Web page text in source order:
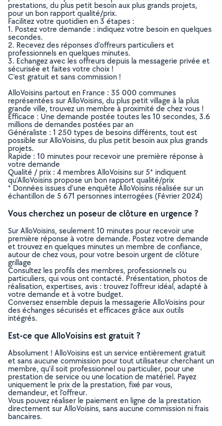
prestations, du plus petit besoin aux plus grands projets,
pour un bon rapport qualité/prix.
Facilitez votre quotidien en 3 étapes :
1. Postez votre demande : indiquez votre besoin en quelques
secondes.
2. Recevez des réponses d’offreurs particuliers et
professionnels en quelques minutes.
3. Echangez avec les offreurs depuis la messagerie privée et
sécurisée et faites votre choix !
C’est gratuit et sans commission !
AlloVoisins partout en France : 35 000 communes
représentées sur AlloVoisins, du plus petit village à la plus
grande ville, trouvez un membre à proximité de chez vous !
Efficace : Une demande postée toutes les 10 secondes, 3.6
millions de demandes postées par an
Généraliste : 1 250 types de besoins différents, tout est
possible sur AlloVoisins, du plus petit besoin aux plus grands
projets.
Rapide : 10 minutes pour recevoir une première réponse à
votre demande
Qualité / prix : 4 membres AlloVoisins sur 5* indiquent
qu’AlloVoisins propose un bon rapport qualité/prix
* Données issues d’une enquête AlloVoisins réalisée sur un
échantillon de 5 671 personnes interrogées (Février 2024)
Vous cherchez un poseur de clôture en urgence ?
Sur AlloVoisins, seulement 10 minutes pour recevoir une
première réponse à votre demande. Postez votre demande
et trouvez en quelques minutes un membre de confiance,
autour de chez vous, pour votre besoin urgent de clôture
grillage
Consultez les profils des membres, professionnels ou
particuliers, qui vous ont contacté. Présentation, photos de
réalisation, expertises, avis : trouvez l'offreur idéal, adapté à
votre demande et à votre budget.
Conversez ensemble depuis la messagerie AlloVoisins pour
des échanges sécurisés et efficaces grâce aux outils
intégrés.
Est-ce que AlloVoisins est gratuit ?
Absolument ! AlloVoisins est un service entièrement gratuit
et sans aucune commission pour tout utilisateur cherchant un
membre, qu’il soit professionnel ou particulier, pour une
prestation de service ou une location de matériel. Payez
uniquement le prix de la prestation, fixé par vous,
demandeur, et l’offreur.
Vous pouvez réaliser le paiement en ligne de la prestation
directement sur AlloVoisins, sans aucune commission ni frais
bancaires.